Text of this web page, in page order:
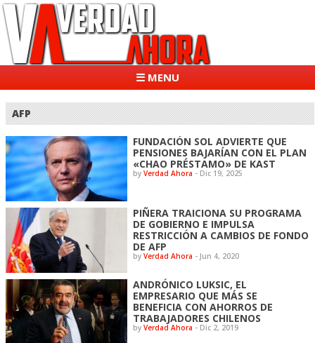
☰ MENU
AFP
FUNDACIÓN SOL ADVIERTE QUE
PENSIONES BAJARÍAN CON EL PLAN
«CHAO PRÉSTAMO» DE KAST
byVerdad Ahora - Dic 19, 2025
PIÑERA TRAICIONA SU PROGRAMA
DE GOBIERNO E IMPULSA
RESTRICCIÓN A CAMBIOS DE FONDO
DE AFP
byVerdad Ahora - Jun 4, 2020
ANDRÓNICO LUKSIC, EL
EMPRESARIO QUE MÁS SE
BENEFICIA CON AHORROS DE
TRABAJADORES CHILENOS
byVerdad Ahora - Dic 2, 2019